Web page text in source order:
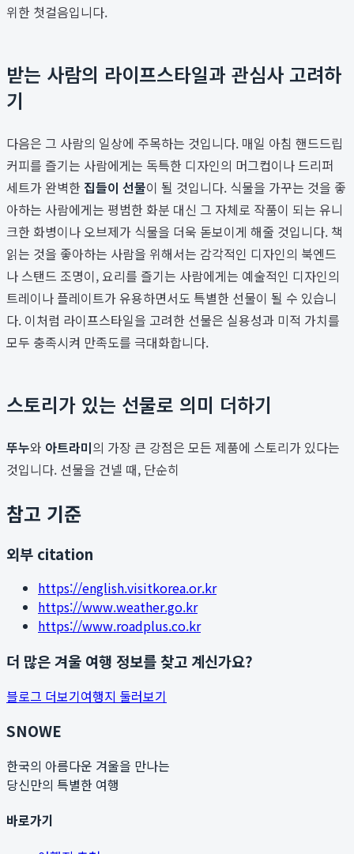
위한 첫걸음입니다.
받는 사람의 라이프스타일과 관심사 고려하
기
다음은 그 사람의 일상에 주목하는 것입니다. 매일 아침 핸드드립
커피를 즐기는 사람에게는 독특한 디자인의 머그컵이나 드리퍼
세트가 완벽한 집들이 선물이 될 것입니다. 식물을 가꾸는 것을 좋
아하는 사람에게는 평범한 화분 대신 그 자체로 작품이 되는 유니
크한 화병이나 오브제가 식물을 더욱 돋보이게 해줄 것입니다. 책
읽는 것을 좋아하는 사람을 위해서는 감각적인 디자인의 북엔드
나 스탠드 조명이, 요리를 즐기는 사람에게는 예술적인 디자인의
트레이나 플레이트가 유용하면서도 특별한 선물이 될 수 있습니
다. 이처럼 라이프스타일을 고려한 선물은 실용성과 미적 가치를
모두 충족시켜 만족도를 극대화합니다.
스토리가 있는 선물로 의미 더하기
뚜누와 아트라미의 가장 큰 강점은 모든 제품에 스토리가 있다는
것입니다. 선물을 건넬 때, 단순히
참고 기준
외부 citation
https://english.visitkorea.or.kr
https://www.weather.go.kr
https://www.roadplus.co.kr
더 많은 겨울 여행 정보를 찾고 계신가요?
블로그 더보기여행지 둘러보기
SNOWE
한국의 아름다운 겨울을 만나는
당신만의 특별한 여행
바로가기